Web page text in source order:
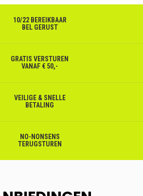
10/22 BEREIKBAAR
BEL GERUST
GRATIS VERSTUREN
VANAF € 50,-
VEILIGE & SNELLE
BETALING
NO-NONSENS
TERUGSTUREN